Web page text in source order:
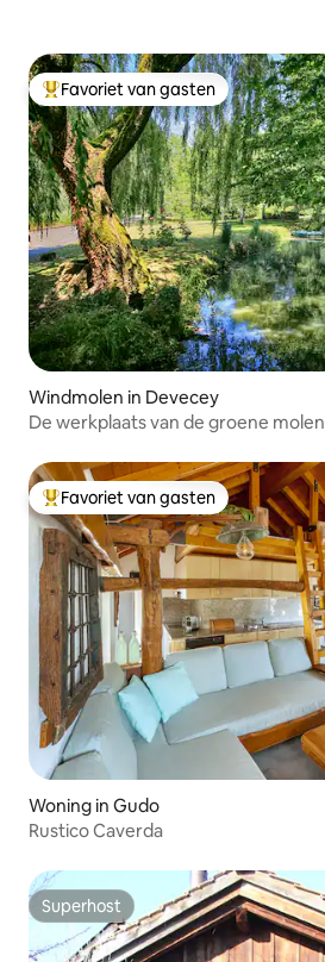
Topfavoriet van gasten
Favoriet van gasten
Windmolen in Devecey
De werkplaats van de groene molen
Topfavoriet van gasten
Favoriet van gasten
Woning in Gudo
Rustico Caverda
Superhost
Superhost